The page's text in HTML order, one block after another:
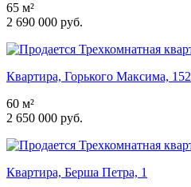
65 м²
2 690 000 руб.
Квартира, Горького Максима, 152
60 м²
2 650 000 руб.
Квартира, Берша Петра, 1